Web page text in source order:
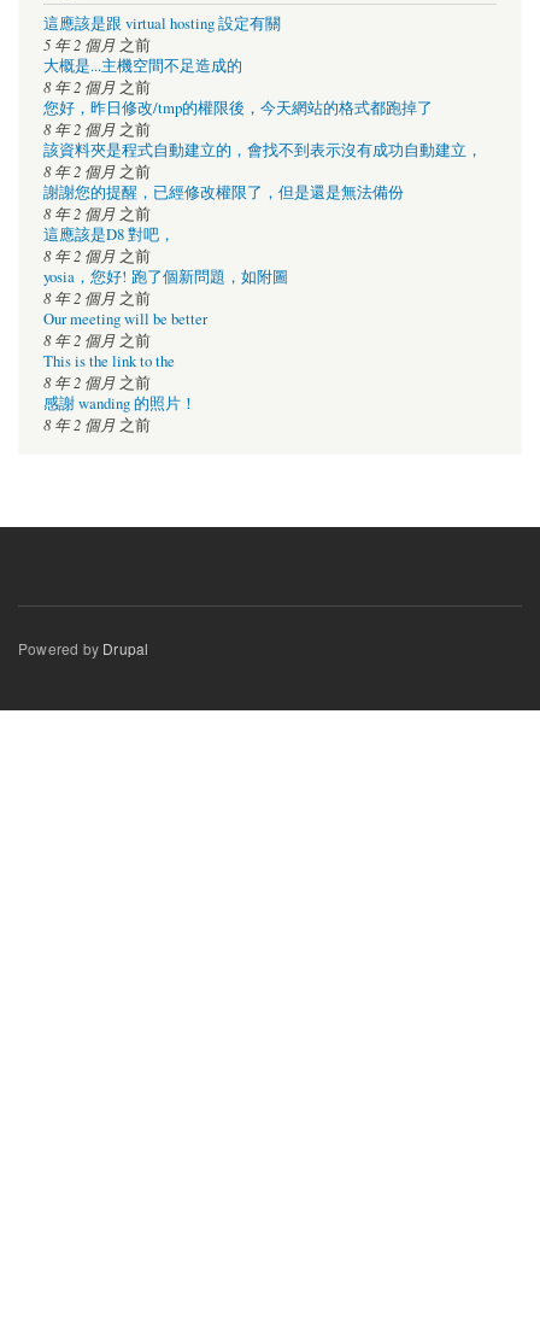
這應該是跟 virtual hosting 設定有關
5 年 2 個月 之前
大概是...主機空間不足造成的
8 年 2 個月 之前
您好，昨日修改/tmp的權限後，今天網站的格式都跑掉了
8 年 2 個月 之前
該資料夾是程式自動建立的，會找不到表示沒有成功自動建立，
8 年 2 個月 之前
謝謝您的提醒，已經修改權限了，但是還是無法備份
8 年 2 個月 之前
這應該是D8 對吧，
8 年 2 個月 之前
yosia，您好! 跑了個新問題，如附圖
8 年 2 個月 之前
Our meeting will be better
8 年 2 個月 之前
This is the link to the
8 年 2 個月 之前
感謝 wanding 的照片！
8 年 2 個月 之前
Powered by Drupal